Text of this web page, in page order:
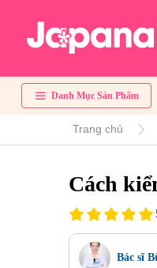
Danh Mục Sản Phẩm
Trang chủ
Cách
Bác sĩ